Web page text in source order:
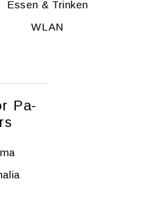
Essen & Trin­ken
WLAN
Pa­